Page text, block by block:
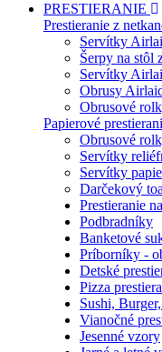
PRESTIERANIE
Prestieranie z
Servítky
Šerpy na stôl
Servítky
Obrusy
Obrusové
Papierové
Obrusové
Servítky
Servítky
Darčekový
Prestieranie
Podbradníky
Banketové
Príborníky -
Detské
Pizza
Sushi,
Vianočné
Jesenné vzory